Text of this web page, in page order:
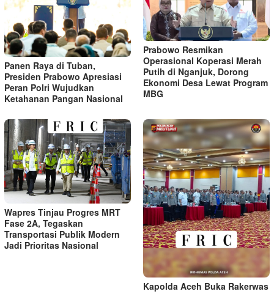
Panen Raya di Tuban,
Presiden Prabowo Apresiasi
Peran Polri Wujudkan
Ketahanan Pangan Nasional
Prabowo Resmikan
Operasional Koperasi Merah
Putih di Nganjuk, Dorong
Ekonomi Desa Lewat Program
MBG
Wapres Tinjau Progres MRT
Fase 2A, Tegaskan
Transportasi Publik Modern
Jadi Prioritas Nasional
Kapolda Aceh Buka Rakerwas